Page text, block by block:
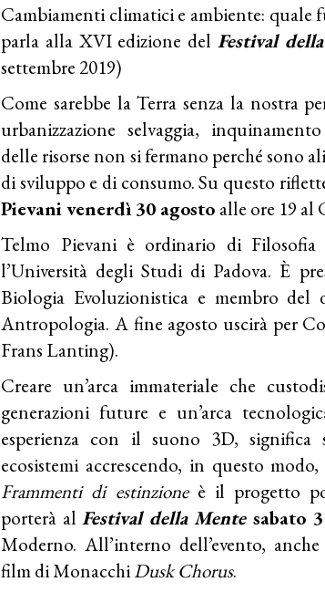
Cambiamenti climatici e ambiente: quale
parla alla XVI edizione del Festival
settembre 2019)
Come sarebbe la Terra senza la nostra
urbanizzazione selvaggia,
delle risorse non si fermano perché sono
di sviluppo e di consumo. Su questo
Pievanivenerdì 30 agosto alle ore 19 al
Telmo Pievani è ordinario di Filosofia
l’Università degli Studi di Padova. È
Biologia Evoluzionistica e membro
Antropologia. A fine agosto uscirà per
Frans Lanting).
Creare un’arca immateriale che
generazioni future e un’arca
esperienza con il suono 3D, significa
ecosistemi accrescendo, in questo
Frammenti di estinzione è il progetto
porterà alFestival della Mentesabato
Moderno. All’interno dell’evento,
film di MonacchiDusk Chorus.